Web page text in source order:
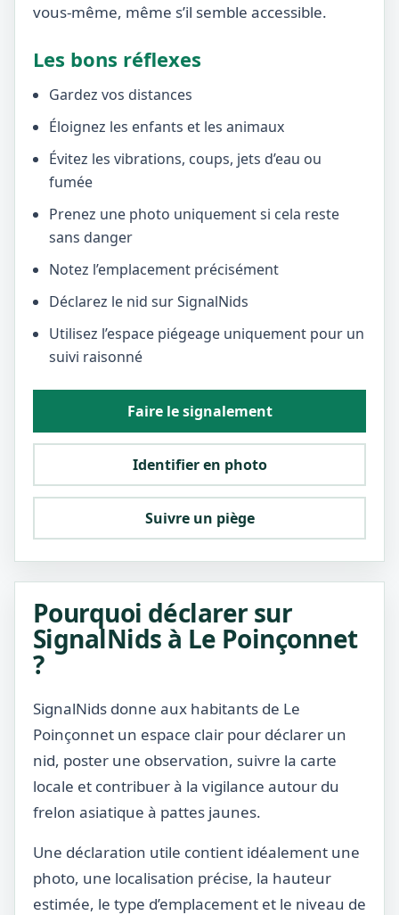
vous-même, même s’il semble accessible.
Les bons réflexes
Gardez vos distances
Éloignez les enfants et les animaux
Évitez les vibrations, coups, jets d’eau ou
fumée
Prenez une photo uniquement si cela reste
sans danger
Notez l’emplacement précisément
Déclarez le nid sur SignalNids
Utilisez l’espace piégeage uniquement pour un
suivi raisonné
Faire le signalement
Identifier en photo
Suivre un piège
Pourquoi déclarer sur
SignalNids à Le Poinçonnet
?
SignalNids donne aux habitants de Le
Poinçonnet un espace clair pour déclarer un
nid, poster une observation, suivre la carte
locale et contribuer à la vigilance autour du
frelon asiatique à pattes jaunes.
Une déclaration utile contient idéalement une
photo, une localisation précise, la hauteur
estimée, le type d’emplacement et le niveau de